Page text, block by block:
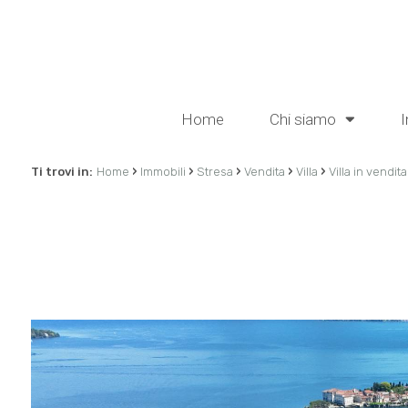
Home Chi siamo
Ti trovi in: Home › Immobili › Stresa › Vendita › Villa › Villa in